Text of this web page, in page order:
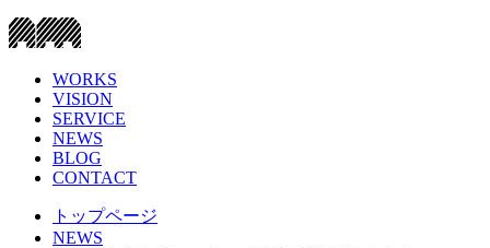
WORKS
VISION
SERVICE
NEWS
BLOG
CONTACT
トップページ
NEWS